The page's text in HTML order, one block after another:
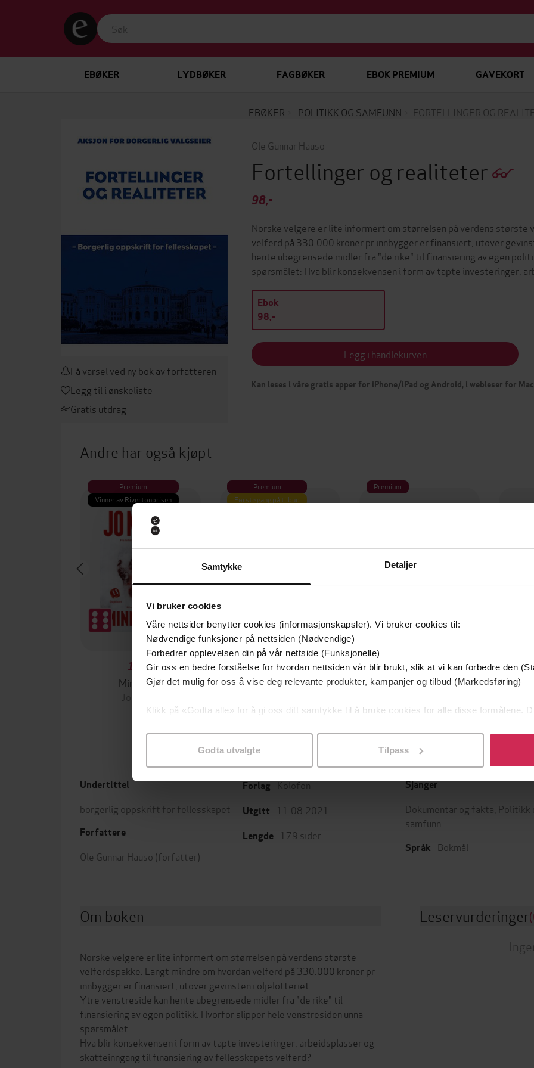
Samtykke Detaljer
Vi bruker cookies
Våre nettsider benytter cookies (informasjonskapsler). Vi bruker cookies til:
Nødvendige funksjoner på nettsiden (Nødvendige)
Forbedrer opplevelsen din på vår nettside (Funksjonelle)
Gir oss en bedre forståelse for hvordan nettsiden vår blir brukt, slik at vi kan forbedre den
Gjør det mulig for oss å vise deg relevante produkter, kampanjer og tilbud (Markedsføring)
Klikk på «Godta alle» for å gi oss ditt samtykke til å bruke cookies for alle disse formålene.
samtykke til spesifikke formål ved å klikke på «Tilpass». Du kan når som helst trekke
Godta utvalgte Tilpass
EBØKER LYDBØKER FAGBØKER EBOK PREMIUM GAVEKORT
EBØKER POLITIKK OG SAMFUNN FORTELLINGER OG
Få varsel ved ny bok av forfatteren
Legg til i ønskeliste
Gratis utdrag
Ole Gunnar Hauso
Fortellinger og realiteter
98,-
Norske velgere er lite informert om størrelsen på verdens største
velferd på 330.000 kroner pr innbygger er finansiert, utover
hente ubegrensede midler fra "de rike" til finansiering av egen
spørsmålet: Hva blir konsekvensen i form av tapte investeringer,
Ebok
98,-
Legg i handlekurven
Kan leses i våre gratis apper for iPhone/iPad og Android, i webleser for
Andre har også kjøpt
Premium
Vinner av Rivertonprisen
199,-
Minnesota
EBOK
Premium
Første gang på tilbud
349,-
Utskudd
EBOK
Premium
149,-
En lykkelig familie
EBOK
Undertittel
borgerlig oppskrift for fellesskapet
Forfattere
Ole Gunnar Hauso (forfatter)
Forlag Kolofon
Utgitt 11.08.2021
Lengde 179 sider
Sjanger
Dokumentar og fakta Politikk
samfunn
Språk Bokmål
Om boken
Norske velgere er lite informert om størrelsen på verdens største
velferdspakke. Langt mindre om hvordan velferd på 330.000 kroner pr
innbygger er finansiert, utover gevinsten i oljelotteriet.
Ytre venstreside kan hente ubegrensede midler fra "de rike" til
finansiering av egen politikk. Hvorfor slipper hele venstresiden unna
spørsmålet:
Hva blir konsekvensen i form av tapte investeringer, arbeidsplasser og
skatteinngang til finansiering av fellesskapets velferd?
Leservurderinger